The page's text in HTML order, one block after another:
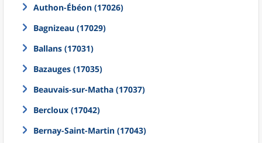
Authon-Ébéon (17026)
Bagnizeau (17029)
Ballans (17031)
Bazauges (17035)
Beauvais-sur-Matha (17037)
Bercloux (17042)
Bernay-Saint-Martin (17043)